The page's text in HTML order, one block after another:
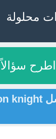
اطرح سؤالاً